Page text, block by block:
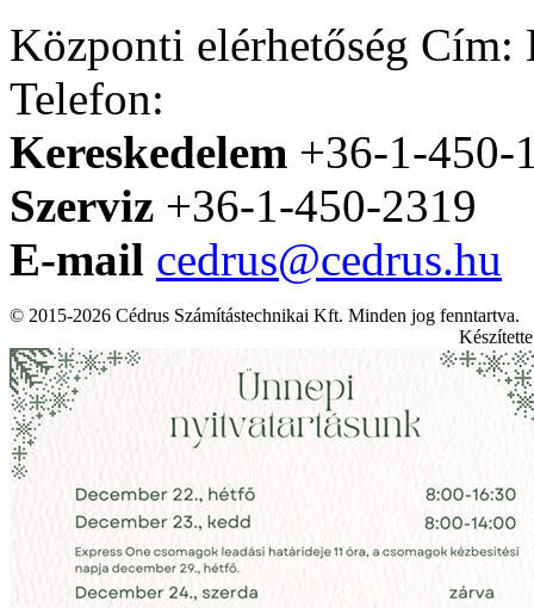
Központi elérhetőség Cím:
Telefon:
Kereskedelem +36-1-450-
Szerviz +36-1-450-2319
E-mail cedrus@cedrus.hu
© 2015-2026 Cédrus Számítástechnikai Kft. Minden jog fenntartva.